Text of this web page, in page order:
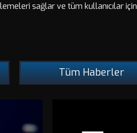
sağlar ve tüm kullanıcılar için
Tüm Haberler